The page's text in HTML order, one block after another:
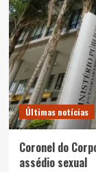
Últimas notícias
Coronel do
assédio sexual